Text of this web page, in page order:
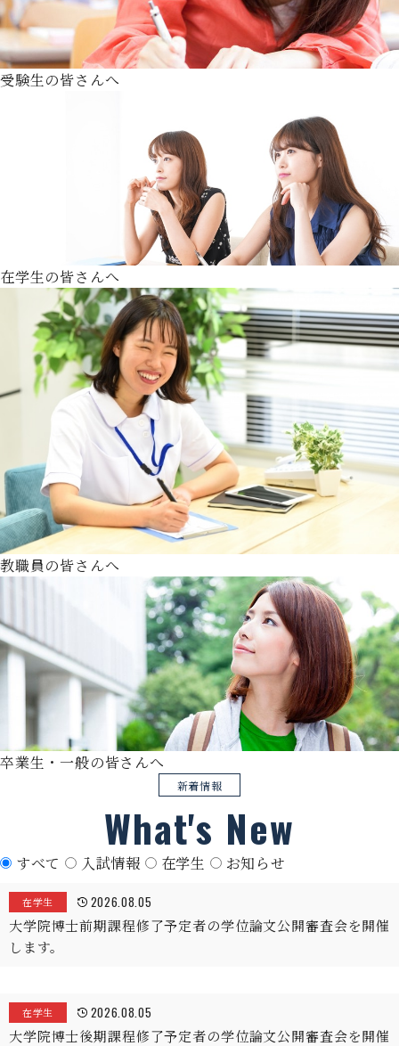
受験生の皆さんへ
在学生の皆さんへ
教職員の皆さんへ
卒業生・一般の皆さんへ
新着情報
What's New
すべて 入試情報 在学生 お知らせ
在学生 2026.08.05
大学院博士前期課程修了予定者の学位論文公開審査会を開催
します。
在学生 2026.08.05
大学院博士後期課程修了予定者の学位論文公開審査会を開催